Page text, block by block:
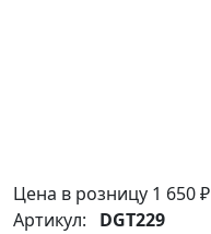
Цена в розницу 1 650 ₽
Артикул: DGT229